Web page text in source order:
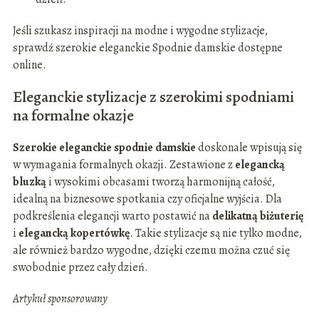
Jeśli szukasz inspiracji na modne i wygodne stylizacje,
sprawdź szerokie eleganckie Spodnie damskie dostępne
online.
Eleganckie stylizacje z szerokimi spodniami
na formalne okazje
Szerokie eleganckie spodnie damskiedoskonale wpisują się
w wymagania formalnych okazji. Zestawione zelegancką
bluzkąi wysokimi obcasami tworzą harmonijną całość,
idealną na biznesowe spotkania czy oficjalne wyjścia. Dla
podkreślenia elegancji warto postawić nadelikatną biżuterię
i elegancką kopertówkę. Takie stylizacje są nie tylko modne,
ale również bardzo wygodne, dzięki czemu można czuć się
swobodnie przez cały dzień.
Artykuł sponsorowany